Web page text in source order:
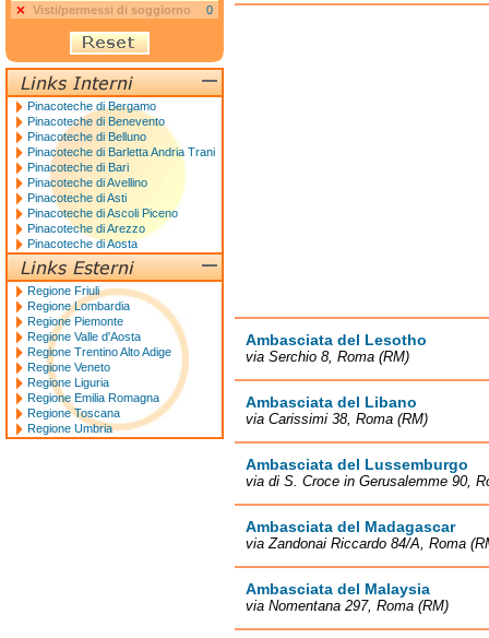
Ambasciata del Lesotho
via Serchio 8, Roma (RM)
Ambasciata del Libano
via Carissimi 38, Roma (RM)
Ambasciata del Lussemburgo
via di S. Croce in Gerusalemme 90,
Ambasciata del Madagascar
via Zandonai Riccardo 84/A, Roma
Ambasciata del Malaysia
via Nomentana 297, Roma (RM)
Visti/permessi di soggiorno
0
Pinacoteche di Bergamo
Pinacoteche di Benevento
Pinacoteche di Belluno
Pinacoteche di Barletta Andria Trani
Pinacoteche di Bari
Pinacoteche di Avellino
Pinacoteche di Asti
Pinacoteche di Ascoli Piceno
Pinacoteche di Arezzo
Pinacoteche di Aosta
Regione Friuli
Regione Lombardia
Regione Piemonte
Regione Valle d'Aosta
Regione Trentino Alto Adige
Regione Veneto
Regione Liguria
Regione Emilia Romagna
Regione Toscana
Regione Umbria